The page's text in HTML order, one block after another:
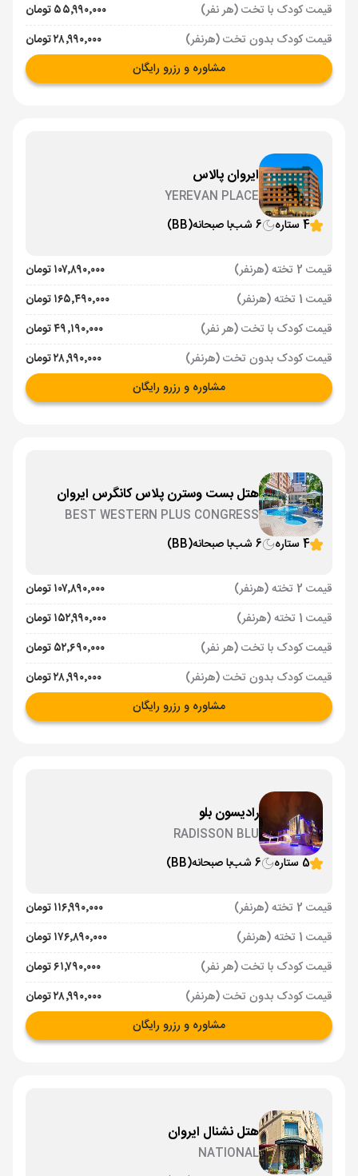
قیمت کودک با تخت (هر نفر)
۵۵٬۹۹۰٬۰۰۰ تومان
قیمت کودک بدون تخت (هرنفر)
۲۸٬۹۹۰٬۰۰۰ تومان
مشاوره و رزرو رایگان
ایروان پالاس
YEREVAN PLACE
4 ستاره
6 شب با صبحانه(BB)
قیمت 2 تخته (هرنفر)
۱۰۷٬۸۹۰٬۰۰۰ تومان
قیمت 1 تخته (هرنفر)
۱۶۵٬۴۹۰٬۰۰۰ تومان
قیمت کودک با تخت (هر نفر)
۴۹٬۱۹۰٬۰۰۰ تومان
قیمت کودک بدون تخت (هرنفر)
۲۸٬۹۹۰٬۰۰۰ تومان
مشاوره و رزرو رایگان
هتل بست وسترن پلاس کانگرس ایروان
BEST WESTERN PLUS CONGRESS
4 ستاره
6 شب با صبحانه(BB)
قیمت 2 تخته (هرنفر)
۱۰۷٬۸۹۰٬۰۰۰ تومان
قیمت 1 تخته (هرنفر)
۱۵۲٬۹۹۰٬۰۰۰ تومان
قیمت کودک با تخت (هر نفر)
۵۲٬۶۹۰٬۰۰۰ تومان
قیمت کودک بدون تخت (هرنفر)
۲۸٬۹۹۰٬۰۰۰ تومان
مشاوره و رزرو رایگان
رادیسون بلو
RADISSON BLU
5 ستاره
6 شب با صبحانه(BB)
قیمت 2 تخته (هرنفر)
۱۱۶٬۹۹۰٬۰۰۰ تومان
قیمت 1 تخته (هرنفر)
۱۷۶٬۸۹۰٬۰۰۰ تومان
قیمت کودک با تخت (هر نفر)
۶۱٬۷۹۰٬۰۰۰ تومان
قیمت کودک بدون تخت (هرنفر)
۲۸٬۹۹۰٬۰۰۰ تومان
مشاوره و رزرو رایگان
هتل نشنال ایروان
NATIONAL